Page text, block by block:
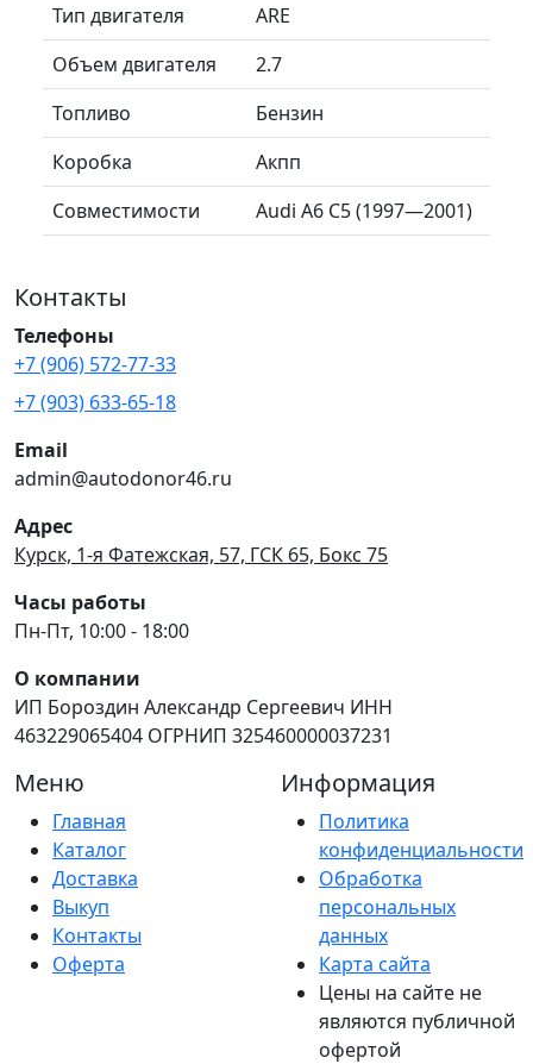
Тип двигателя
ARE
Объем двигателя
2.7
Топливо
Бензин
Коробка
Акпп
Совместимости
Audi A6 C5 (1997—2001)
Контакты
Телефоны
+7 (906) 572-77-33
+7 (903) 633-65-18
Email
admin@autodonor46.ru
Адрес
Курск, 1-я Фатежская, 57, ГСК 65, Бокс 75
Часы работы
Пн-Пт, 10:00 - 18:00
О компании
ИП Бороздин Александр Сергеевич ИНН
463229065404 ОГРНИП 325460000037231
Меню
Главная
Каталог
Доставка
Выкуп
Контакты
Оферта
Информация
Политика
конфиденциальности
Обработка
персональных
данных
Карта сайта
Цены на сайте не
являются публичной
офертой